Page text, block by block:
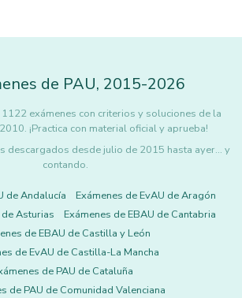
de PAU, 2015-2026
1122 exámenes con criterios y soluciones de la
¡Practica con material oficial y aprueba!
descargados desde julio de 2015 hasta ayer... y
contando.
de Andalucía
Exámenes de EvAU de Aragón
de Asturias
Exámenes de EBAU de Cantabria
de EBAU de Castilla y León
de EvAU de Castilla-La Mancha
de PAU de Cataluña
de PAU de Comunidad Valenciana